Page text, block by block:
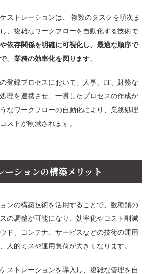
ストレーションは、 複数のタスクを順次ま
、複雑なワークフローを自動化する技術で
依存関係を明確に可視化し、最適な順序で
、業務の効率化を図ります。
登録プロセスにおいて、人事、IT、財務な
理を連携させ、一貫したプロセスの作成が
なワークフローの自動化により、業務処理
ストが削減されます。
ーションの構築メリット
ンの構築技術を活用することで、数種類の
の調整が可能になり、効率化やコスト削減
ド、コンテナ、サービスなどの技術の運用
人的ミスや運用負荷が大きくなります。
ストレーションを導入し、複雑な管理を自